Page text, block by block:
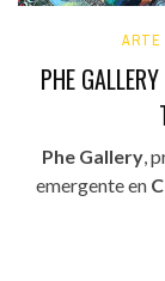
ARTE
PHE
Phe Gallery,
emergente en